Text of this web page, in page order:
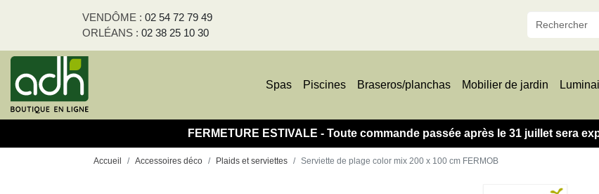
VENDÔME : 02 54 72 79 49
ORLÉANS : 02 38 25 10 30
Spas Piscines Braseros/planchas Mobilier de jardin
FERMETURE ESTIVALE - Toute commande passée après le 31 juillet sera
Accueil Accessoires déco Plaids et serviettes Serviette de plage color mix 200 x 100 cm FERMOB